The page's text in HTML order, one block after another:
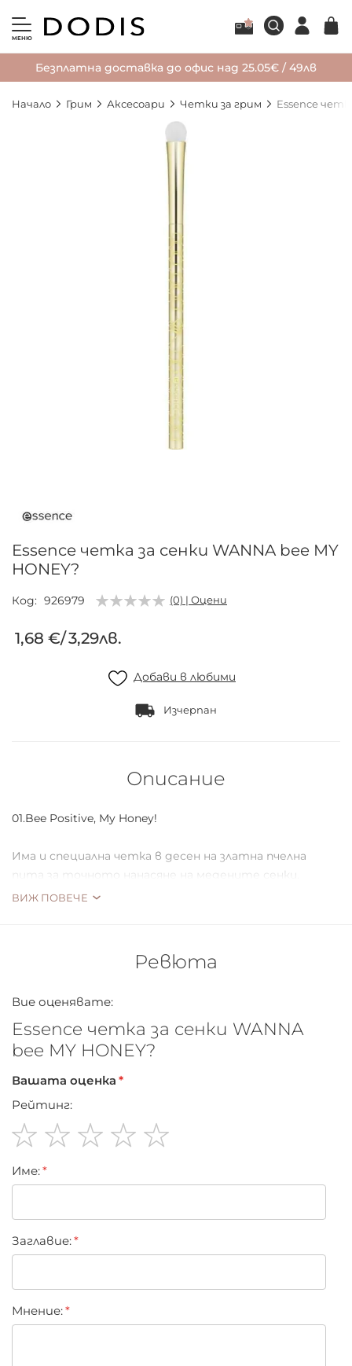
МЕНЮ
Безплатна доставка до офис над 25.05€ / 49лв
Начало Грим Аксесоари Четки за грим Essence
на
със
снимки
Essence четка за сенки WANNA bee MY
HONEY?
Код 926979 (0) | Оцени
1,68 €/3,29лв.
Добави в любими
Изчерпан
Описание
01.Bee Positive, My Honey!
Има и специална четка в десен на златна пчелна
пита за точното нанасяне на медените сенки.
Четката е с висококачествени синтетични
ВИЖ ПОВЕЧЕ
Ревюта
Вие оценявате:
Essence четка за сенки WANNA
bee MY HONEY?
Вашата оценка
Рейтинг:
star
stars
stars
stars
stars
Име:
Заглавиe:
Мнение: